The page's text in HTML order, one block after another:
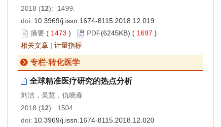
2018 (12): 1499.
doi: 10.3969/j.issn.1674-8115.2018.12.019
摘要 ( 1473 ) PDF(6245KB) ( 1697 )
相关文章 | 计量指标
专栏·转化医学
全球精准医疗研究的热点分析
刘洁，吴慧，仇晓春
2018 (12): 1504.
doi: 10.3969/j.issn.1674-8115.2018.12.020